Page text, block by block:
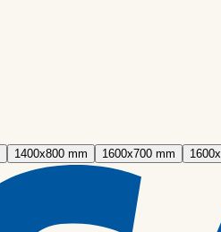
1400x800 mm 1600x700 mm